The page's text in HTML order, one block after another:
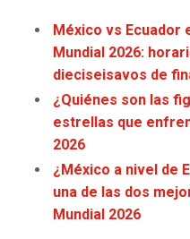
COLTS
JAGUARS
TITANS
COWBOYS
GIANTS
MAGIC
WIZARDS
WARRIORS
CLIPPERS
LAKERS
México vs Ecuador
Mundial 2026:
dieciseisavos de
¿Quiénes son las
estrellas que
2026
¿México a nivel de
una de las dos
Mundial 2026